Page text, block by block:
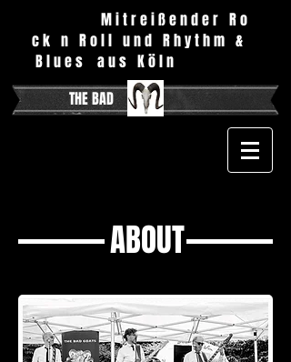
M i t r e i ß e n d e r R o
c k n R o l l u n d R h y t h m &
B l u e s a u s K ö l n
GOATS
THE BAD
ABOUT